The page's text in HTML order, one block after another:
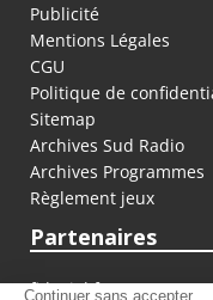
Publicité
Mentions Légales
CGU
Politique de
Sitemap
Archives Sud Radio
Archives Programmes
Règlement jeux
Partenaires
fiducial.fr